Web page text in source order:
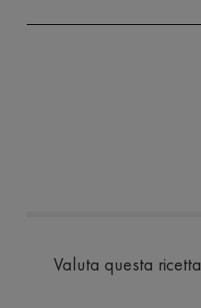
Valuta questa ricetta